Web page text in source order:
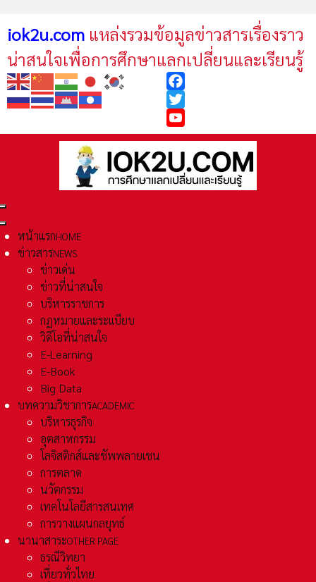
iok2u.com แหล่งรวมข้อมูลข่าวสารเรื่องราว
น่าสนใจเพื่อการศึกษาแลกเปลี่ยนและเรียนรู้
Facebook
Twitter
YouTube
หน้าแรกHOME
ข่าวสารNEWS
ข่าวเด่น
ข่าวที่น่าสนใจ
บริหารราชการ
กฏหมายและระเเบียบ
วิดีโอที่น่าสนใจ
E-Learning
E-Book
Big Data
บทความวิชาการACADEMIC
บริหารธุรกิจ
อุตสาหกรรม
โลจิสติกส์และชัพพลายเชน
การตลาด
นวัตกรรม
เทคโนโลยีสารสนเทศ
การวางแผนกลยุทธ์
นานาสาระOTHER PAGE
ธรณีวิทยา
เที่ยวทั่วไทย